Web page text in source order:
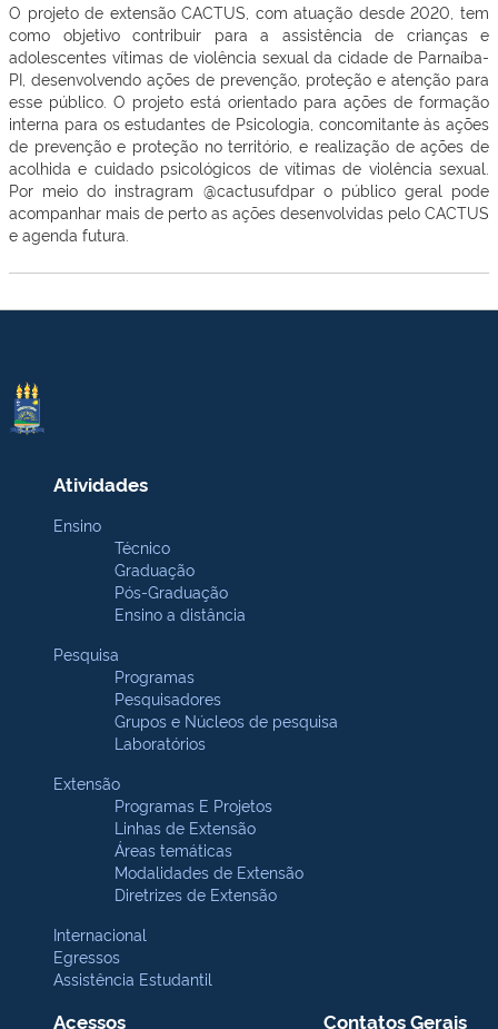
O projeto de extensão CACTUS, com atuação desde 2020, tem
como objetivo contribuir para a assistência de crianças e
adolescentes vítimas de violência sexual da cidade de Parnaíba-
PI, desenvolvendo ações de prevenção, proteção e atenção para
esse público. O projeto está orientado para ações de formação
interna para os estudantes de Psicologia, concomitante às ações
de prevenção e proteção no território, e realização de ações de
acolhida e cuidado psicológicos de vítimas de violência sexual.
Por meio do instragram @cactusufdpar o público geral pode
acompanhar mais de perto as ações desenvolvidas pelo CACTUS
e agenda futura.
Atividades
Ensino
Técnico
Graduação
Pós-Graduação
Ensino a distância
Pesquisa
Programas
Pesquisadores
Grupos e Núcleos de pesquisa
Laboratórios
Extensão
Programas E Projetos
Linhas de Extensão
Áreas temáticas
Modalidades de Extensão
Diretrizes de Extensão
Internacional
Egressos
Assistência Estudantil
Acessos Contatos Gerais